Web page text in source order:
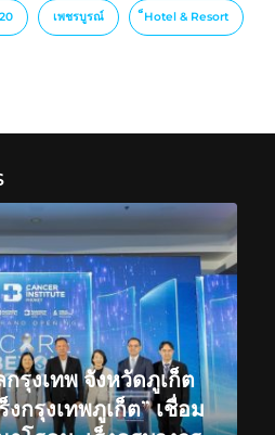
เพชรบูรณ์ ็Hotel & Resort
รุงเทพ จังหวัดภูเก็ต
งกรุงเทพภูเก็ต” เชื่อม